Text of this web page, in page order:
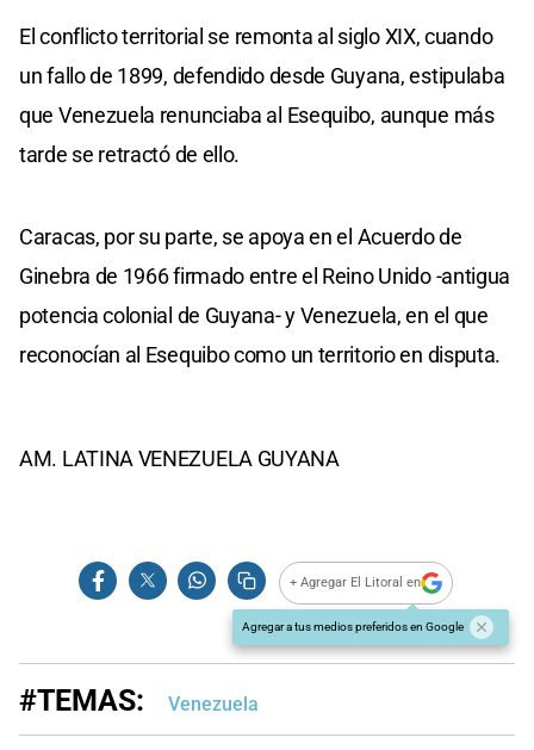
El conflicto territorial se remonta al siglo XIX, cuando
un fallo de 1899, defendido desde Guyana, estipulaba
que Venezuela renunciaba al Esequibo, aunque más
tarde se retractó de ello.
Caracas, por su parte, se apoya en el Acuerdo de
Ginebra de 1966 firmado entre el Reino Unido -antigua
potencia colonial de Guyana- y Venezuela, en el que
reconocían al Esequibo como un territorio en disputa.
AM. LATINA VENEZUELA GUYANA
+ Agregar El Litoral en
Agregar a tus medios preferidos en Google
#TEMAS: Venezuela